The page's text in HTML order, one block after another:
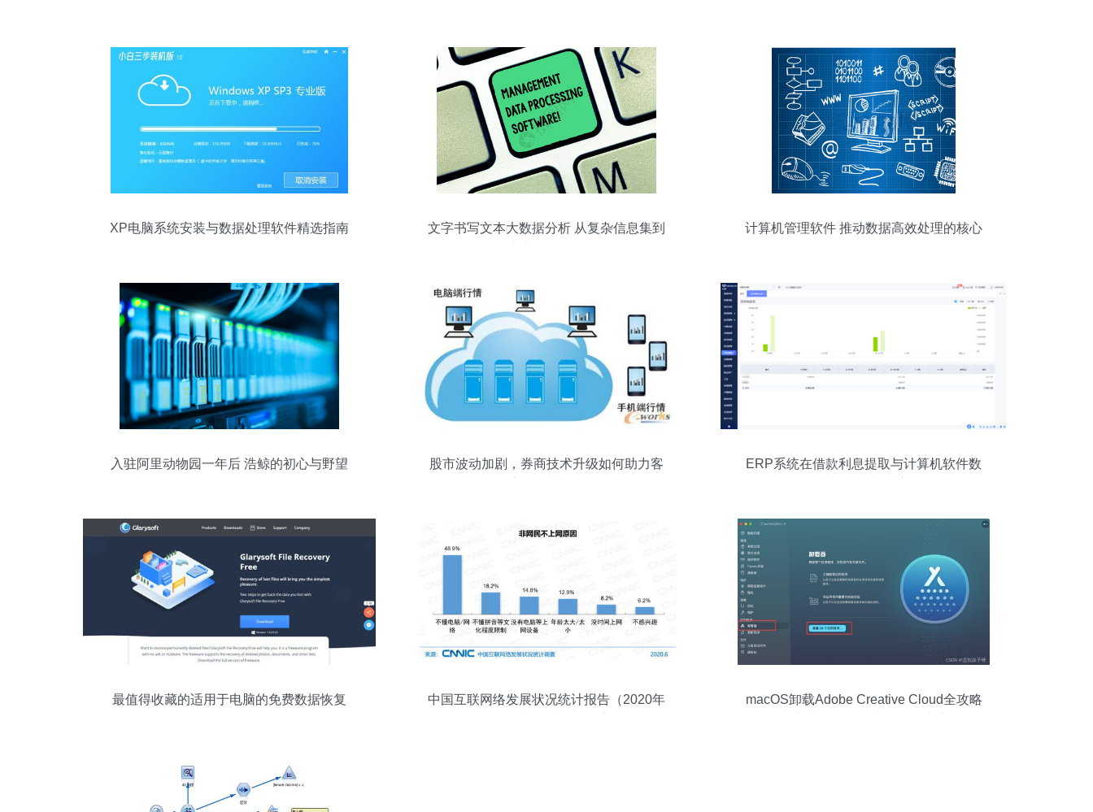
XP电脑系统安装与数据处理软件精选指南
文字书写文本大数据分析 从复杂信息集到
计算机管理软件 推动数据高效处理的核心
入驻阿里动物园一年后 浩鲸的初心与野望
股市波动加剧，券商技术升级如何助力客
ERP系统在借款利息提取与计算机软件数
最值得收藏的适用于电脑的免费数据恢复
中国互联网络发展状况统计报告（2020年
macOS卸载Adobe Creative Cloud全攻略